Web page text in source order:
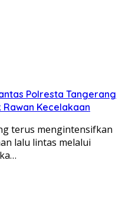
Polresta Tangerang
Kecelakaan
terus mengintensifkan
lalu lintas melalui